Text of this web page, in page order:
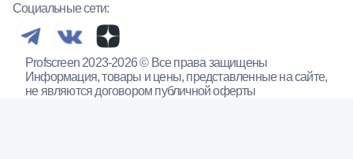
Социальные сети:
Profscreen 2023-2026 © Все права защищены
Информация, товары и цены, представленные на сайте,
не являются договором публичной оферты